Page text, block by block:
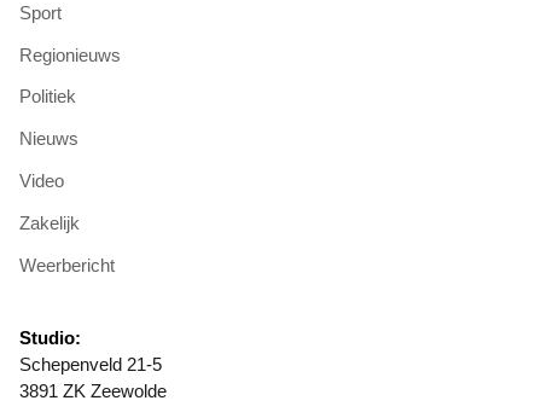
Sport
Regionieuws
Politiek
Nieuws
Video
Zakelijk
Weerbericht
Studio:
Schepenveld 21-5
3891 ZK Zeewolde